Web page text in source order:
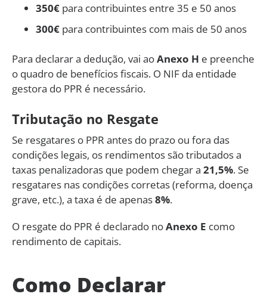
350€ para contribuintes entre 35 e 50 anos
300€ para contribuintes com mais de 50 anos
Para declarar a dedução, vai aoAnexo H e preenche
o quadro de benefícios fiscais. O NIF da entidade
gestora do PPR é necessário.
Tributação no Resgate
Se resgatares o PPR antes do prazo ou fora das
condições legais, os rendimentos são tributados a
taxas penalizadoras que podem chegar a 21,5%. Se
resgatares nas condições corretas (reforma, doença
grave, etc.), a taxa é de apenas8%.
O resgate do PPR é declarado noAnexo E como
rendimento de capitais.
Como Declarar